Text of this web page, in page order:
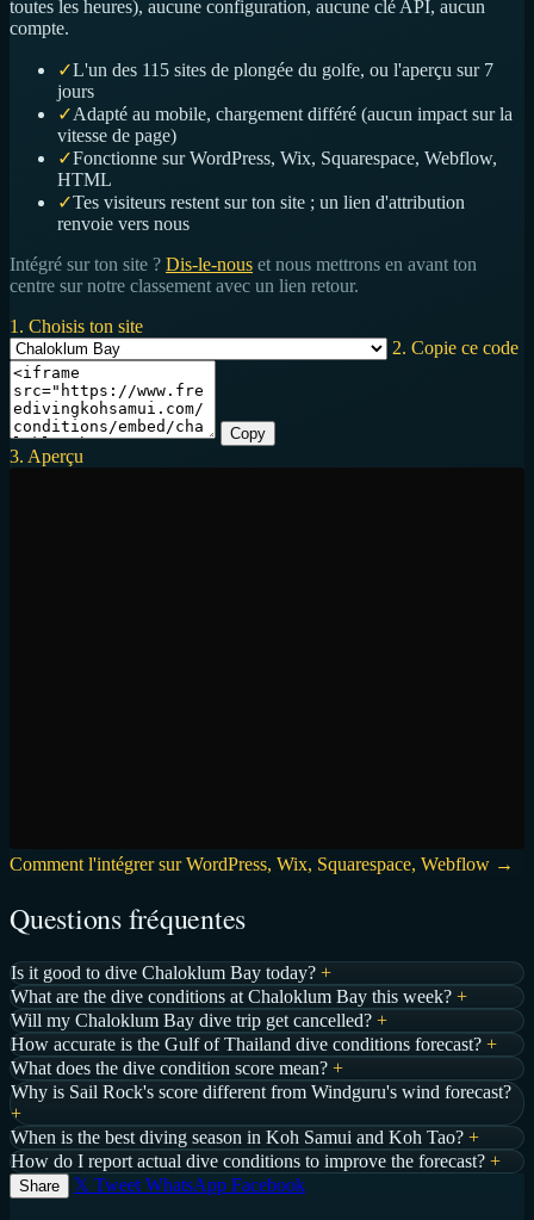
toutes les heures), aucune configuration, aucune clé API, aucun
compte.
✓L'un des 115 sites de plongée du golfe, ou l'aperçu sur 7
jours
✓Adapté au mobile, chargement différé (aucun impact sur la
vitesse de page)
✓Fonctionne sur WordPress, Wix, Squarespace, Webflow,
HTML
✓Tes visiteurs restent sur ton site ; un lien d'attribution
renvoie vers nous
Intégré sur ton site ? Dis-le-nous et nous mettrons en avant ton
centre sur notre classement avec un lien retour.
1. Choisis ton site
2. Copie ce code
Copy
3. Aperçu
Comment l'intégrer sur WordPress, Wix, Squarespace, Webflow →
Questions fréquentes
Is it good to dive Chaloklum Bay today? +
What are the dive conditions at Chaloklum Bay this week? +
Will my Chaloklum Bay dive trip get cancelled? +
How accurate is the Gulf of Thailand dive conditions forecast? +
What does the dive condition score mean? +
Why is Sail Rock's score different from Windguru's wind forecast?
+
When is the best diving season in Koh Samui and Koh Tao? +
How do I report actual dive conditions to improve the forecast? +
Share 𝕏 Tweet WhatsApp Facebook